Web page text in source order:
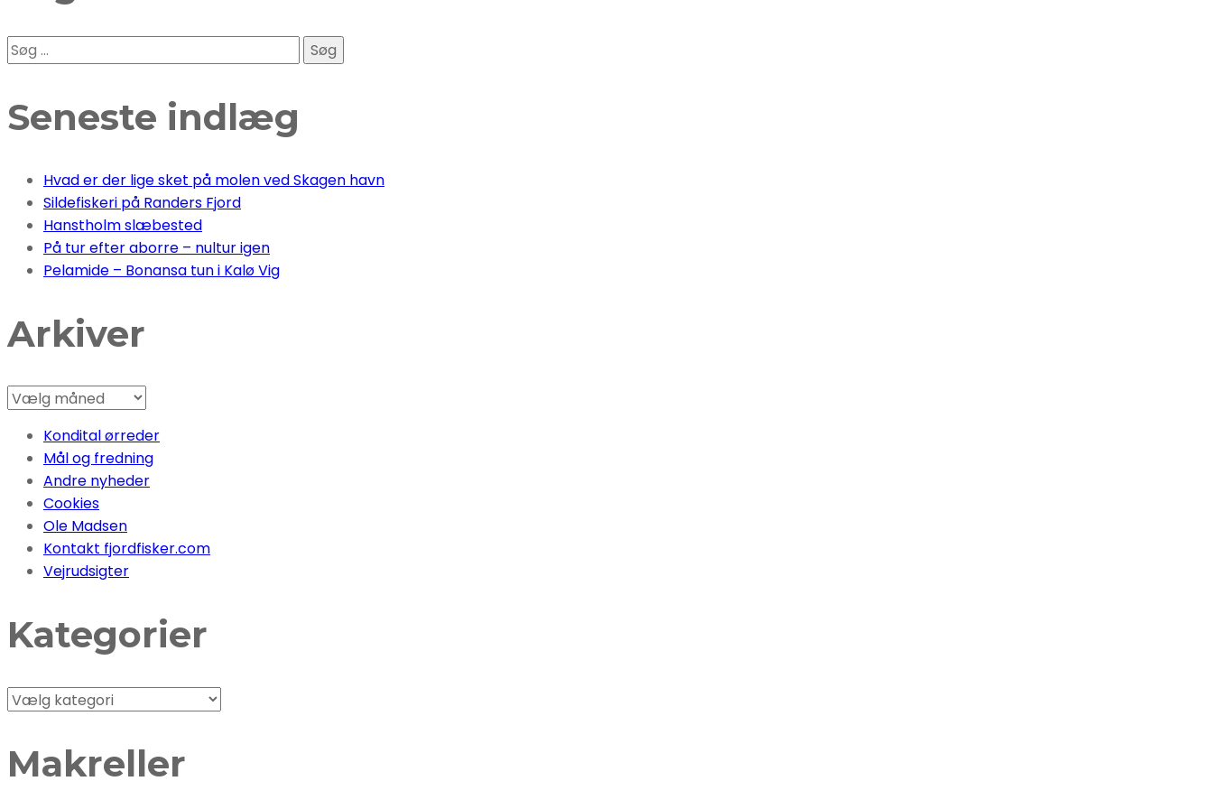
Søg
efter:
Seneste indlæg
Hvad er der lige sket på molen ved Skagen havn
Sildefiskeri på Randers Fjord
Hanstholm slæbested
På tur efter aborre – nultur igen
Pelamide – Bonansa tun i Kalø Vig
Arkiver
Arkiver
Kondital ørreder
Mål og fredning
Andre nyheder
Cookies
Ole Madsen
Kontakt fjordfisker.com
Vejrudsigter
Kategorier
Kategorier
Makreller